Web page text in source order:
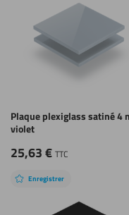
Plaque plexiglass satiné 4
violet
25,63€ TTC
Enregistrer